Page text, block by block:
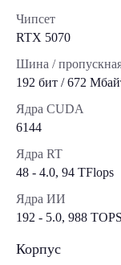
Чипсет
RTX 5070
Шина /
192 бит / 672
Ядра CUDA
6144
Ядра RT
48 - 4.0, 94 TFlops
Ядра ИИ
192 - 5.0, 988 TOPS
Корпус